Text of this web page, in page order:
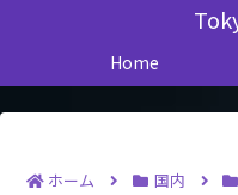
Home
ホーム 国内